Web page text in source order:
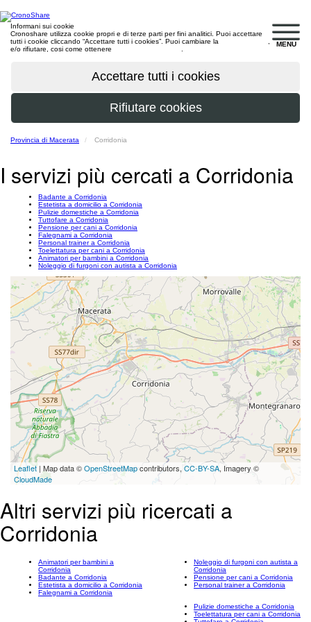
MENU
Informani sui cookie
Cronoshare utilizza cookie propri e di terze parti per fini analitici. Puoi accettare
tutti i cookie cliccando “Accettare tutti i cookies”. Puoi cambiare la
e/o rifiutare, cosi come ottenere
Provincia di Macerata Corridonia
I servizi più cercati a Corridonia
Badante a Corridonia
Estetista a domicilio a Corridonia
Pulizie domestiche a Corridonia
Tuttofare a Corridonia
Pensione per cani a Corridonia
Falegnami a Corridonia
Personal trainer a Corridonia
Toelettatura per cani a Corridonia
Animatori per bambini a Corridonia
Noleggio di furgoni con autista a Corridonia
Leaflet | Map data ©OpenStreetMapcontributors, CC-BY-SA, Imagery ©
CloudMade
Altri servizi più ricercati a
Corridonia
Animatori per bambini a
Corridonia
Badante a Corridonia
Estetista a domicilio a Corridonia
Falegnami a Corridonia
Noleggio di furgoni con autista a
Corridonia
Pensione per cani a Corridonia
Personal trainer a Corridonia
Pulizie domestiche a Corridonia
Toelettatura per cani a Corridonia